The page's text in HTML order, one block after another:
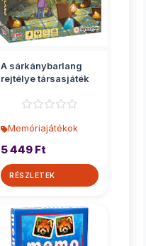
A sárkánybarlang
rejtélye társasjáték
Memóriajátékok
5 449 Ft
RÉSZLETEK